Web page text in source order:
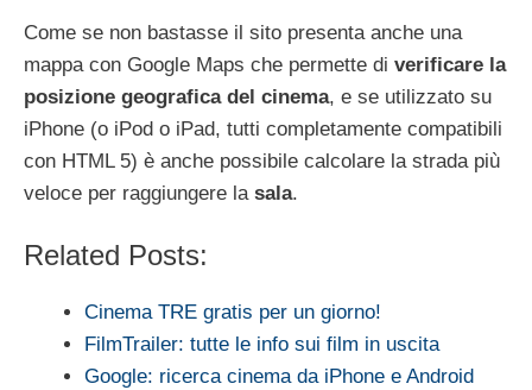
Come se non bastasse il sito presenta anche una
mappa con Google Maps che permette di verificare la
posizione geografica del cinema, e se utilizzato su
iPhone (o iPod o iPad, tutti completamente compatibili
con HTML 5) è anche possibile calcolare la strada più
veloce per raggiungere la sala.
Related Posts:
Cinema TRE gratis per un giorno!
FilmTrailer: tutte le info sui film in uscita
Google: ricerca cinema da iPhone e Android